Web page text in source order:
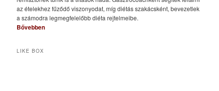
az ételekhez fűződő viszonyodat, míg diétás szakácsként, bevezetlek
a számodra legmegfelelőbb diéta rejtelmeibe.
Bővebben
LIKE BOX